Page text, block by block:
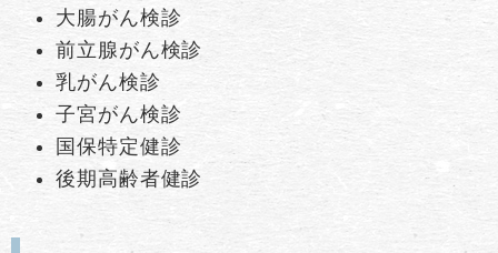
大腸がん検診
前立腺がん検診
乳がん検診
子宮がん検診
国保特定健診
後期高齢者健診